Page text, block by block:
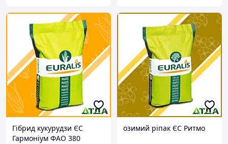
Гібрид кукурудзи ЄС
Гармоніум ФАО 380
озимий ріпак ЄС Ритмо